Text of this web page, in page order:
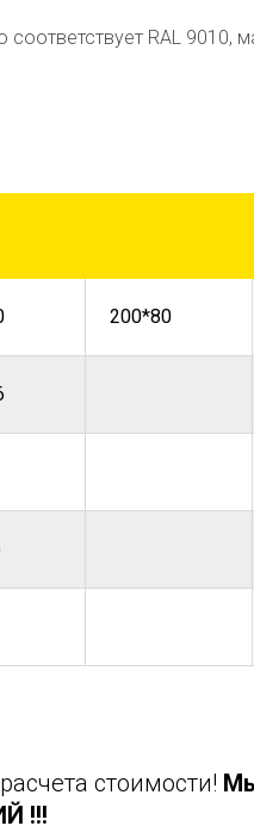
RAL 9010,
200*80
стоимости!
!!!